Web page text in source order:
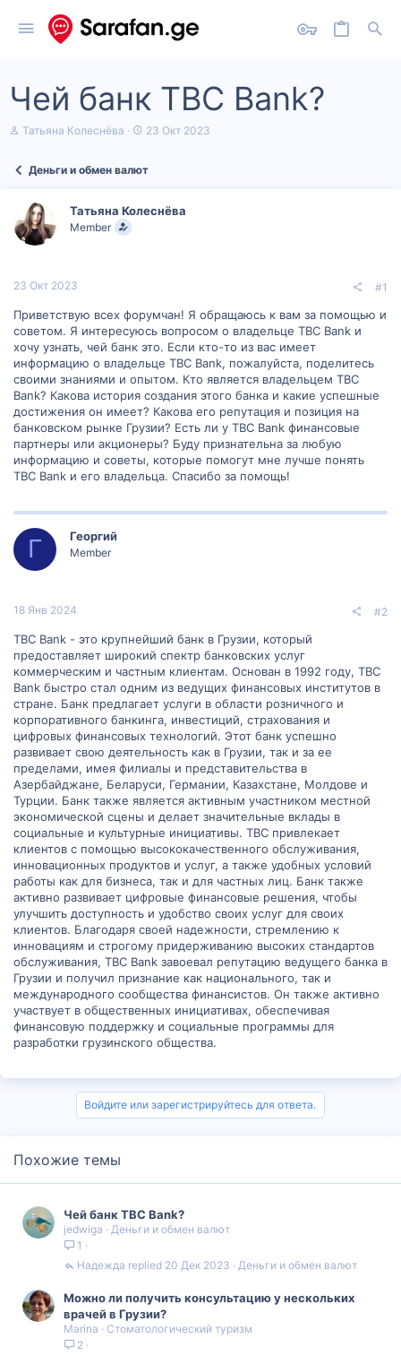
Чей банк TBC Bank?
А
е
м
ы
Татьяна Колеснёва
Д
а
ч
23 Окт 2023
Деньги и обмен валют
Татьяна Колеснёва
Member
23 Окт 2023 #1
Приветствую всех форумчан! Я обращаюсь к вам за помощью и
советом. Я интересуюсь вопросом о владельце TBC Bank и
хочу узнать, чей банк это. Если кто-то из вас имеет
информацию о владельце TBC Bank, пожалуйста, поделитесь
своими знаниями и опытом. Кто является владельцем TBC
Bank? Какова история создания этого банка и какие успешные
достижения он имеет? Какова его репутация и позиция на
банковском рынке Грузии? Есть ли у TBC Bank финансовые
партнеры или акционеры? Буду признательна за любую
информацию и советы, которые помогут мне лучше понять
TBC Bank и его владельца. Спасибо за помощь!
Г Георгий
Member
18 Янв 2024 #2
TBC Bank - это крупнейший банк в Грузии, который
предоставляет широкий спектр банковских услуг
коммерческим и частным клиентам. Основан в 1992 году, TBC
Bank быстро стал одним из ведущих финансовых институтов в
стране. Банк предлагает услуги в области розничного и
корпоративного банкинга, инвестиций, страхования и
цифровых финансовых технологий. Этот банк успешно
развивает свою деятельность как в Грузии, так и за ее
пределами, имея филиалы и представительства в
Азербайджане, Беларуси, Германии, Казахстане, Молдове и
Турции. Банк также является активным участником местной
экономической сцены и делает значительные вклады в
социальные и культурные инициативы. TBC привлекает
клиентов с помощью высококачественного обслуживания,
инновационных продуктов и услуг, а также удобных условий
работы как для бизнеса, так и для частных лиц. Банк также
активно развивает цифровые финансовые решения, чтобы
улучшить доступность и удобство своих услуг для своих
клиентов. Благодаря своей надежности, стремлению к
инновациям и строгому придерживанию высоких стандартов
обслуживания, TBC Bank завоевал репутацию ведущего банка в
Грузии и получил признание как национального, так и
международного сообщества финансистов. Он также активно
участвует в общественных инициативах, обеспечивая
финансовую поддержку и социальные программы для
разработки грузинского общества.
Войдите или зарегистрируйтесь для ответа.
Похожие темы
Чей банк TBC Bank?
jedwiga
Деньги и обмен валют
1
Деньги и обмен валют
20 Дек 2023
Надежда
Можно ли получить консультацию у нескольких
врачей в Грузии?
Marina
Стоматологический туризм
2